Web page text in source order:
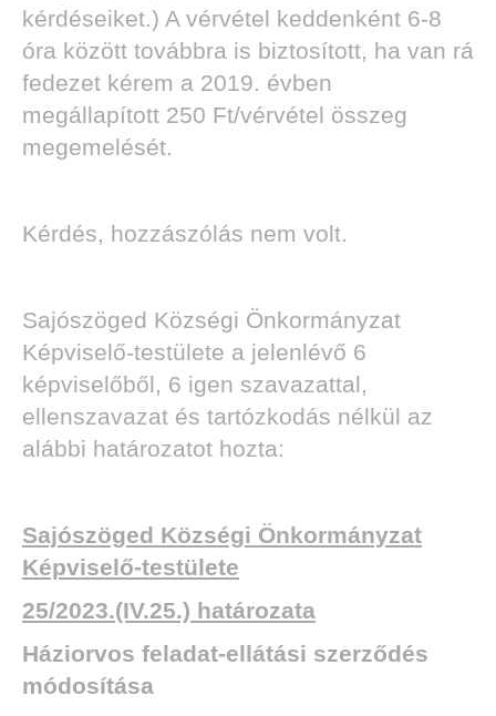
kérdéseiket.) A vérvétel keddenként 6-8
óra között továbbra is biztosított, ha van rá
fedezet kérem a 2019. évben
megállapított 250 Ft/vérvétel összeg
megemelését.
Kérdés, hozzászólás nem volt.
Sajószöged Községi Önkormányzat
Képviselő-testülete a jelenlévő 6
képviselőből, 6 igen szavazattal,
ellenszavazat és tartózkodás nélkül az
alábbi határozatot hozta:
Sajószöged Községi Önkormányzat
Képviselő-testülete
25/2023.(IV.25.) határozata
Háziorvos feladat-ellátási szerződés
módosítása